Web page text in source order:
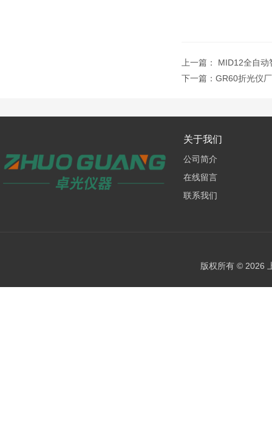
上一篇： MID12全自动
下一篇： GR60折光仪
关于我们
公司简介
在线留言
联系我们
版权所有 © 2026